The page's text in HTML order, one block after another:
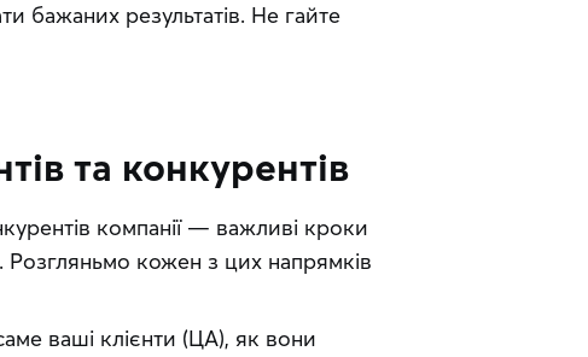
бажаних результатів. Не гайте
та конкурентів
компанії — важливі кроки
кожен з цих напрямків
ваші клієнти (ЦА), як вони